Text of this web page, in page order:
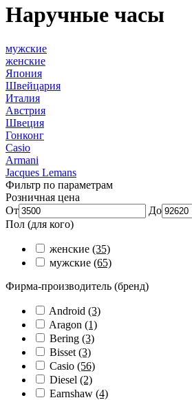
Наручные часы
мужские
женские
Япония
Швейцария
Италия
Австрия
Швеция
Гонконг
Casio
Armani
Jacques Lemans
Фильтр по параметрам
Розничная цена
От
До
Пол (для кого)
женские (35)
мужские (65)
Фирма-производитель (бренд)
Android (3)
Aragon (1)
Bering (3)
Bisset (3)
Casio (56)
Diesel (2)
Earnshaw (4)